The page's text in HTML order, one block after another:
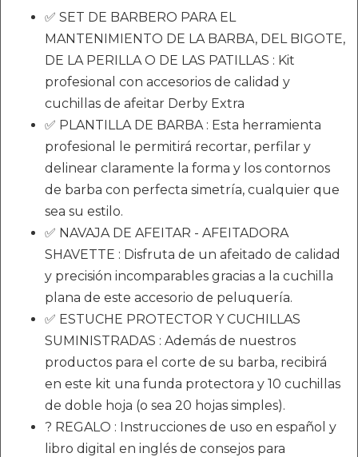
✅ SET DE BARBERO PARA EL
MANTENIMIENTO DE LA BARBA, DEL BIGOTE,
DE LA PERILLA O DE LAS PATILLAS : Kit
profesional con accesorios de calidad y
cuchillas de afeitar Derby Extra
✅ PLANTILLA DE BARBA : Esta herramienta
profesional le permitirá recortar, perfilar y
delinear claramente la forma y los contornos
de barba con perfecta simetría, cualquier que
sea su estilo.
✅ NAVAJA DE AFEITAR - AFEITADORA
SHAVETTE : Disfruta de un afeitado de calidad
y precisión incomparables gracias a la cuchilla
plana de este accesorio de peluquería.
✅ ESTUCHE PROTECTOR Y CUCHILLAS
SUMINISTRADAS : Además de nuestros
productos para el corte de su barba, recibirá
en este kit una funda protectora y 10 cuchillas
de doble hoja (o sea 20 hojas simples).
? REGALO : Instrucciones de uso en español y
libro digital en inglés de consejos para